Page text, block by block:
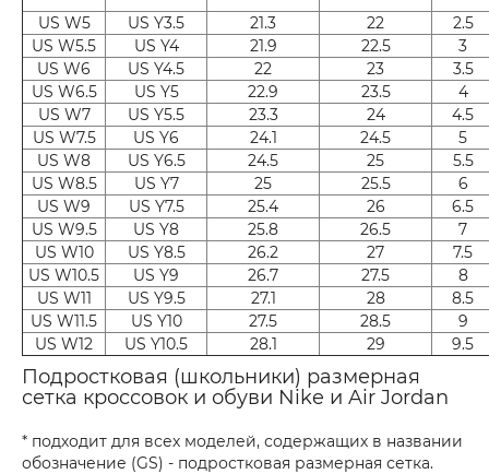
US W5 US Y3.5 21.3 22
2.5
US W5.5
US Y4 21.9 22.5
3
US W6
US Y4.5 22 23
3.5
US W6.5
US Y5 22.9 23.5
4
US W7
US Y5.5 23.3 24
4.5
US W7.5
US Y6 24.1 24.5
5
US W8
US Y6.5 24.5 25
5.5
US W8.5
US Y7 25 25.5
6
US W9
US Y7.5 25.4 26
6.5
US W9.5
US Y8 25.8 26.5
7
US W10
US Y8.5 26.2 27
7.5
US W10.5
US Y9 26.7 27.5
8
US W11
US Y9.5 27.1 28
8.5
US W11.5
US Y10 27.5 28.5
9
US W12
US Y10.5 28.1 29 9.5
Подростковая (школьники) размерная
сетка кроссовок и обуви Nike и Air Jordan
* подходит для всех моделей, содержащих в названии
обозначение (GS) - подростковая размерная сетка.